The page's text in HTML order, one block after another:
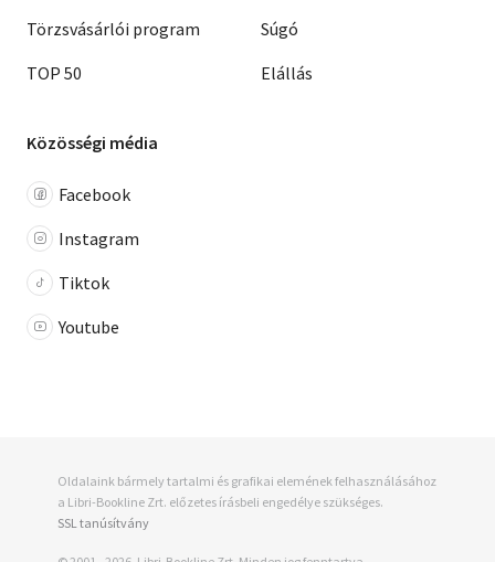
Törzsvásárlói program
TOP 50
Súgó
Elállás
Közösségi média
Facebook
Instagram
Tiktok
Youtube
Oldalaink bármely tartalmi és grafikai elemének felhasználásához
a Libri-Bookline Zrt. előzetes írásbeli engedélye szükséges.
SSL tanúsítvány